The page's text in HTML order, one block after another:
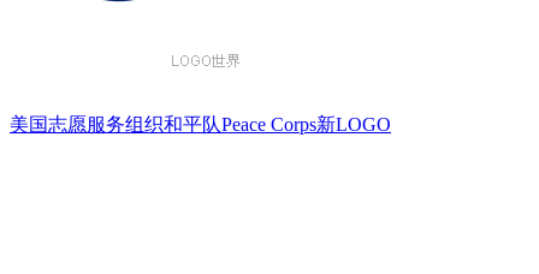
美国志愿服务组织和平队Peace Corps新LOGO